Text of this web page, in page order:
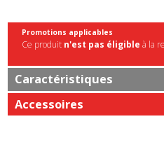
Promotions applicables
Ce produit n'est pas éligible à la
Caractéristiques
Accessoires